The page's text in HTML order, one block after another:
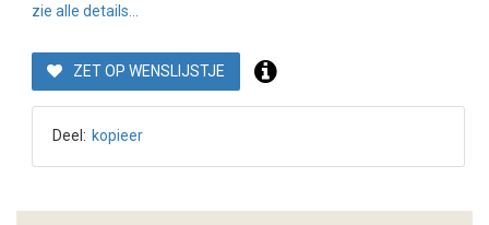
zie alle details...
ZET OP WENSLIJSTJE
Deel: kopieer